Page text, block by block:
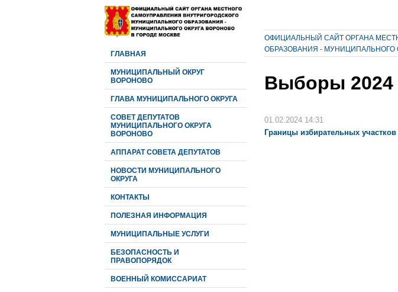
ГЛАВНАЯ
МУНИЦИПАЛЬНЫЙ ОКРУГ
ВОРОНОВО
ГЛАВА МУНИЦИПАЛЬНОГО ОКРУГА
CОВЕТ ДЕПУТАТОВ
МУНИЦИПАЛЬНОГО ОКРУГА
ВОРОНОВО
АППАРАТ СОВЕТА ДЕПУТАТОВ
НОВОСТИ МУНИЦИПАЛЬНОГО
ОКРУГА
КОНТАКТЫ
ПОЛЕЗНАЯ ИНФОРМАЦИЯ
МУНИЦИПАЛЬНЫЕ УСЛУГИ
БЕЗОПАСНОСТЬ И
ПРАВОПОРЯДОК
ВОЕННЫЙ КОМИССАРИАТ
ОФИЦИАЛЬНЫЙ САЙТ ОРГАНА
ОБРАЗОВАНИЯ - МУНИЦИПАЛЬНОГО
Выборы 2024
01.02.2024 14:31
Границы избирательных участков